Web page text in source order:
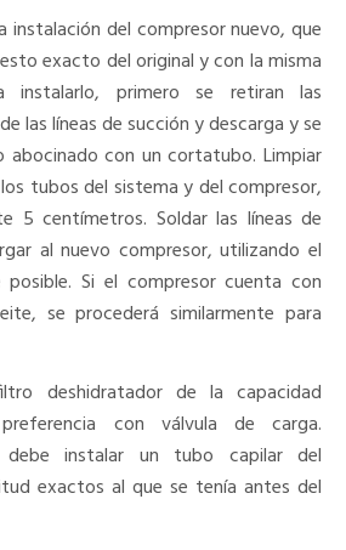
instalación del compresor nuevo, que
exacto del original y con la misma
instalarlo, primero se retiran las
las líneas de succión y descarga y se
con un cortatubo. Limpiar
tubos del sistema y del compresor,
5 centímetros. Soldar las líneas de
al nuevo compresor, utilizando el
Si el compresor cuenta con
se procederá similarmente para
deshidratador de la capacidad
con válvula de carga.
debe instalar un tubo capilar del
exactos al que se tenía antes del